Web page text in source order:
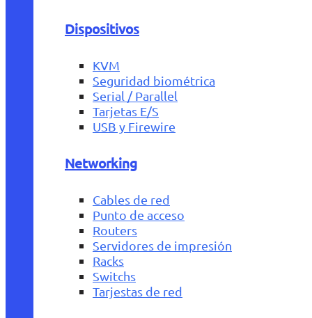
Dispositivos
KVM
Seguridad biométrica
Serial / Parallel
Tarjetas E/S
USB y Firewire
Networking
Cables de red
Punto de acceso
Routers
Servidores de impresión
Racks
Switchs
Tarjestas de red